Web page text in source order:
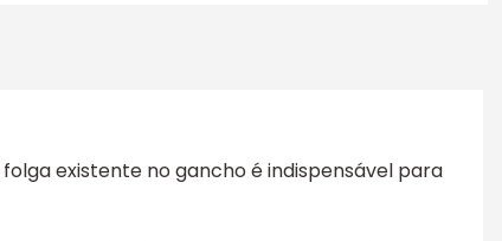
existente no gancho é indispensável para